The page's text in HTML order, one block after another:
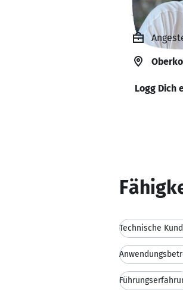
Logg Dich
Technische